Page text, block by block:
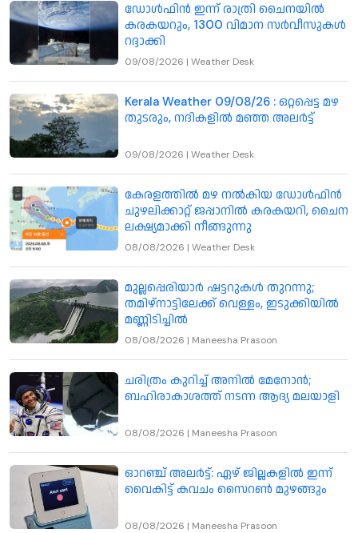
ഡോൾഫിൻ ഇന്ന് രാത്രി ചൈനയിൽ
കരകയറും, 1300 വിമാന സർവീസുകൾ
റദ്ദാക്കി
09/08/2026 | Weather Desk
Kerala Weather 09/08/26 : ഒറ്റപ്പെട്ട മഴ
തുടരും, നദികളിൽ മഞ്ഞ അലർട്ട്
09/08/2026 | Weather Desk
കേരളത്തില്‍ മഴ നല്‍കിയ ഡോള്‍ഫിന്‍
ചുഴലിക്കാറ്റ് ജപ്പാനില്‍ കരകയറി, ചൈന
ലക്ഷ്യമാക്കി നീങ്ങുന്നു
08/08/2026 | Weather Desk
മുല്ലപ്പെരിയാർ ഷട്ടറുകൾ തുറന്നു;
തമിഴ്നാട്ടിലേക്ക് വെള്ളം, ഇടുക്കിയിൽ
മണ്ണിടിച്ചിൽ
08/08/2026 | Maneesha Prasoon
ചരിത്രം കുറിച്ച് അനിൽ മേനോൻ;
ബഹിരാകാശത്ത് നടന്ന ആദ്യ മലയാളി
08/08/2026 | Maneesha Prasoon
ഓറഞ്ച് അലർട്ട്: ഏഴ് ജില്ലകളിൽ ഇന്ന്
വൈകിട്ട് കവചം സൈറൺ മുഴങ്ങും
08/08/2026 | Maneesha Prasoon